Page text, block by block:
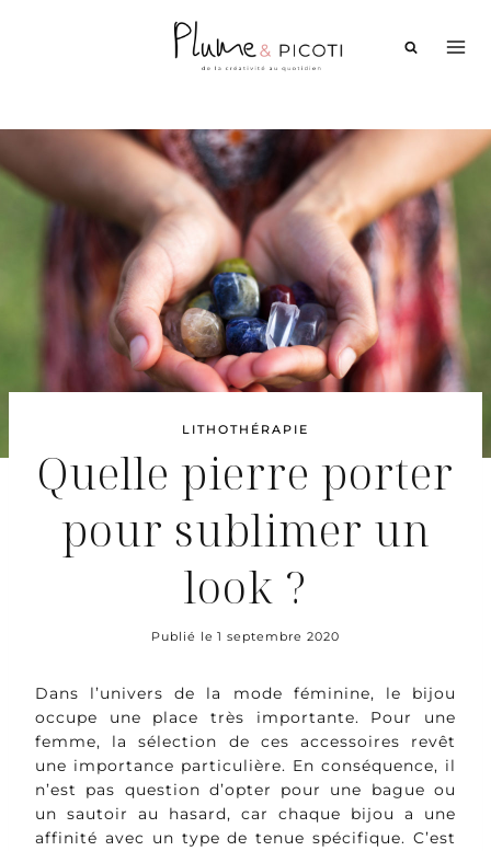
LITHOTHÉRAPIE
Quelle pierre porter
pour sublimer un
look ?
Publié le 1 septembre 2020
Dans l’univers de la mode féminine, le bijou
occupe une place très importante. Pour une
femme, la sélection de ces accessoires revêt
une importance particulière. En conséquence, il
n’est pas question d’opter pour une bague ou
un sautoir au hasard, car chaque bijou a une
affinité avec un type de tenue spécifique. C’est